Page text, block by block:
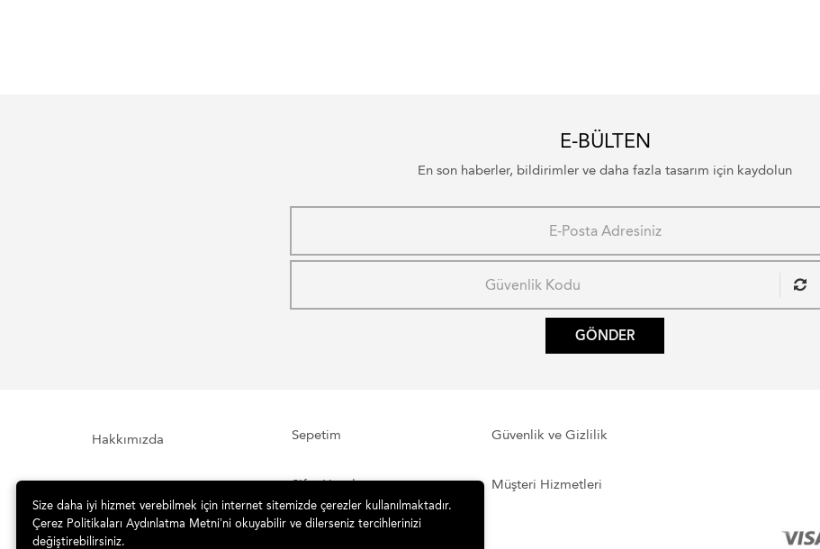
E-BÜLTEN
En son haberler, bildirimler ve daha fazla tasarım için kaydolun
GÖNDER
Hakkımızda
Sipariş Takibi
Sepetim
Şifre Hatırlatma
Güvenlik ve Gizlilik
Müşteri Hizmetleri
Size daha iyi hizmet verebilmek için internet sitemizde çerezler kullanılmaktadır.
Çerez Politikaları Aydınlatma Metni’ni okuyabilir ve dilerseniz tercihlerinizi
değiştirebilirsiniz.